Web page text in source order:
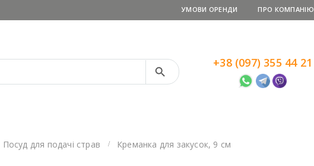
УМОВИ ОРЕНДИ ПРО КОМПАНІЮ
Search Button +38 (097) 355 44 21
Посуд для подачі страв
Креманка для закусок, 9 см